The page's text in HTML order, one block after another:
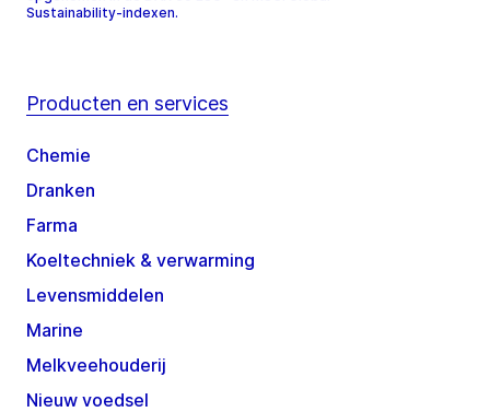
Sustainability-indexen.
Producten en services
Chemie
Dranken
Farma
Koeltechniek & verwarming
Levensmiddelen
Marine
Melkveehouderij
Nieuw voedsel